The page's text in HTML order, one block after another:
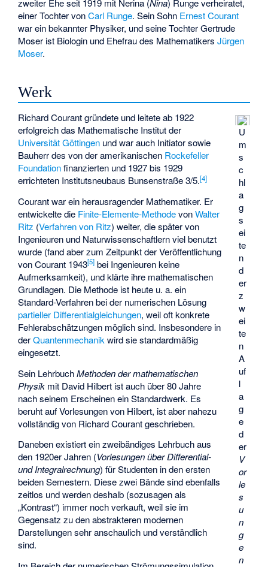
zweiter Ehe seit 1919 mit Nerina (Nina) Runge verheiratet,
einer Tochter vonCarl Runge. Sein Sohn Ernest Courant
war ein bekannter Physiker, und seine Tochter Gertrude
Moser ist Biologin und Ehefrau des MathematikersJürgen
Moser.
Werk
U
m
s
c
hl
a
g
s
ei
te
n
d
er
z
w
ei
te
n
A
uf
l
a
g
e
d
er
V
or
le
s
u
n
g
e
n
Richard Courant gründete und leitete ab 1922
erfolgreich das Mathematische Institut der
Universität Göttingen und war auch Initiator sowie
Bauherr des von der amerikanischen Rockefeller
Foundationfinanzierten und 1927 bis 1929
errichteten Institutsneubaus Bunsenstraße 3/5.[4]
Courant war ein herausragender Mathematiker. Er
entwickelte die Finite-Elemente-MethodevonWalter
Ritz (Verfahren von Ritz) weiter, die später von
Ingenieuren und Naturwissenschaftlern viel benutzt
wurde (fand aber zum Zeitpunkt der Veröffentlichung
von Courant 1943[5] bei Ingenieuren keine
Aufmerksamkeit), und klärte ihre mathematischen
Grundlagen. Die Methode ist heute u. a. ein
Standard-Verfahren bei der numerischen Lösung
partieller Differentialgleichungen, weil oft konkrete
Fehlerabschätzungen möglich sind. Insbesondere in
derQuantenmechanik wird sie standardmäßig
eingesetzt.
Sein LehrbuchMethoden der mathematischen
Physik mit David Hilbert ist auch über 80 Jahre
nach seinem Erscheinen ein Standardwerk. Es
beruht auf Vorlesungen von Hilbert, ist aber nahezu
vollständig von Richard Courant geschrieben.
Daneben existiert ein zweibändiges Lehrbuch aus
den 1920er Jahren (Vorlesungen über Differential-
und Integralrechnung) für Studenten in den ersten
beiden Semestern. Diese zwei Bände sind ebenfalls
zeitlos und werden deshalb (sozusagen als
„Kontrast“) immer noch verkauft, weil sie im
Gegensatz zu den abstrakteren modernen
Darstellungen sehr anschaulich und verständlich
sind.